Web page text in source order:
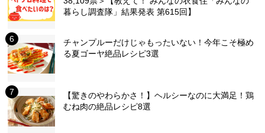
暮らし調査隊」結果発表 第615回】
チャンプルーだけじゃもったいない！今年こそ極め
る夏ゴーヤ絶品レシピ3選
【驚きのやわらかさ！】ヘルシーなのに大満足！鶏
むね肉の絶品レシピ8選